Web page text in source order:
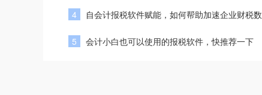
4 自会计报税软件赋能，如何帮助加速企业财税数
5 会计小白也可以使用的报税软件，快推荐一下